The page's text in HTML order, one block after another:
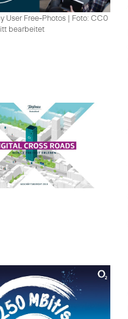
User Free-Photos | Foto: CC0
bearbeitet